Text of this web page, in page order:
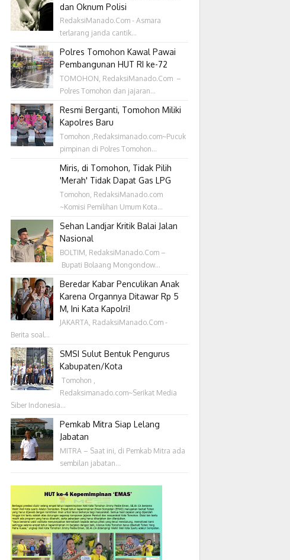
dan Oknum Polisi
RedaksiManado.Com - Asmara
terlarang janda cantik...
Polres Tomohon Kawal Pawai
Pembangunan HUT RI ke-72
TOMOHON, RedaksiManado.Com –
Polres Tomohon dan jajaran...
Resmi Berganti, Tomohon Miliki
Kapolres Baru
Tomohon ,Redaksimanado.com~Pucuk
pimpinan di Polres Tomohon...
Miris, di Tomohon, Tidak Pilih
'Merah' Tidak Dapat Gas LPG
Tomohon, RedaksiManado.com
~Komisi Pemilihan Umum Kota...
Sehan Landjar Kritik Balai Jalan
Nasional
BOLTIM, RedaksiManado.Com –
Bupati Bolaang Mongondow...
Beredar Kabar Penculikan Anak
Karena Organnya Ditawar Rp 5
M, Ini Kata Kapolri!
JAKARTA, RadaksiManado.Com -
Berita soal...
SMSI Sulut Bentuk Pengurus
Kabupaten/Kota
‎ Tomohon ,
Redaksimanado.com~Serikat Media
Siber Indonesia...
Pemkab Mitra Siap Lelang
Jabatan
MITRA – Saat ini, di Pemkab Mitra ada
sembilan jabatan...